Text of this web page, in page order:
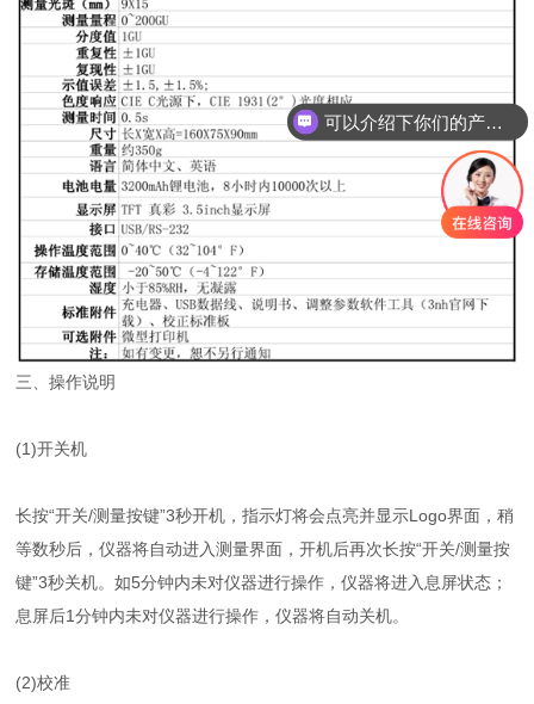
三、操作说明
(1)开关机
长按“开关/测量按键”3秒开机，指示灯将会点亮并显示Logo界面，稍
等数秒后，仪器将自动进入测量界面，开机后再次长按“开关/测量按
键”3秒关机。如5分钟内未对仪器进行操作，仪器将进入息屏状态；
息屏后1分钟内未对仪器进行操作，仪器将自动关机。
(2)校准
可以介绍下你们的产品么？